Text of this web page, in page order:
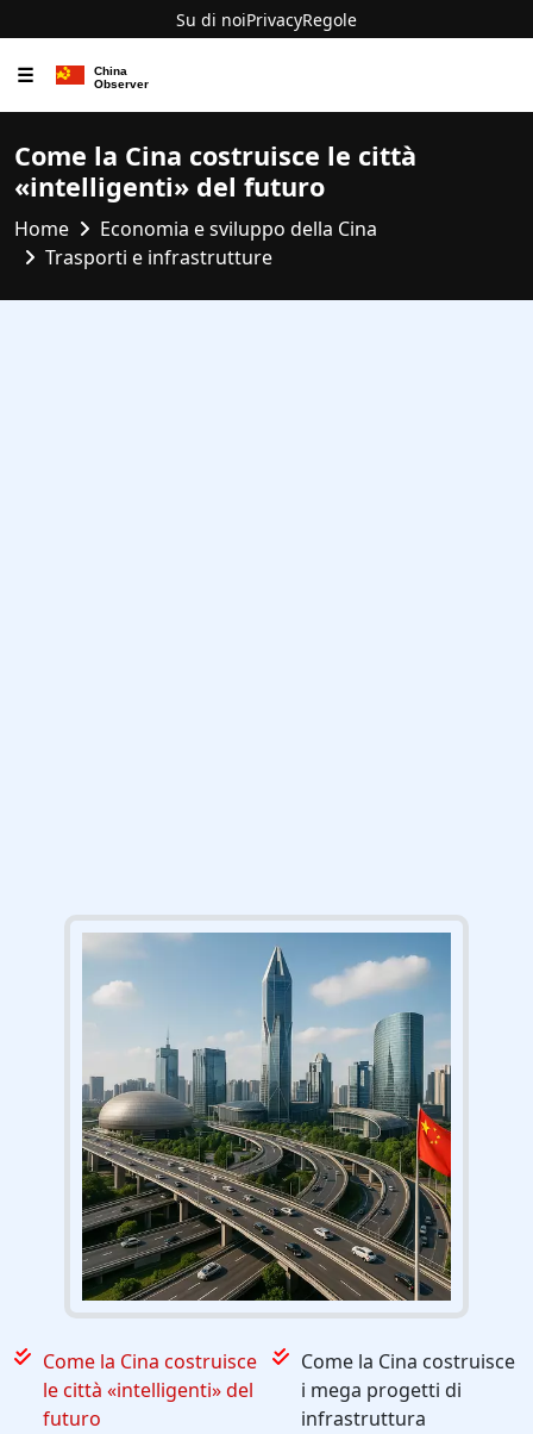
Su di noiPrivacyRegole
☰
Come la Cina costruisce le città
«intelligenti» del futuro
Home
Economia e sviluppo della Cina
Trasporti e infrastrutture
Come la Cina costruisce
le città «intelligenti» del
futuro
Come la Cina costruisce
i mega progetti di
infrastruttura